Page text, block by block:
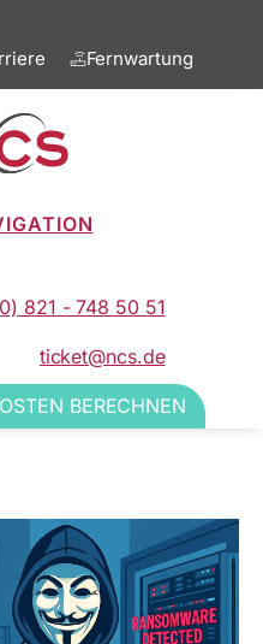
Fernwartung
821 - 748 50 51
ticket@ncs.de
BERECHNEN